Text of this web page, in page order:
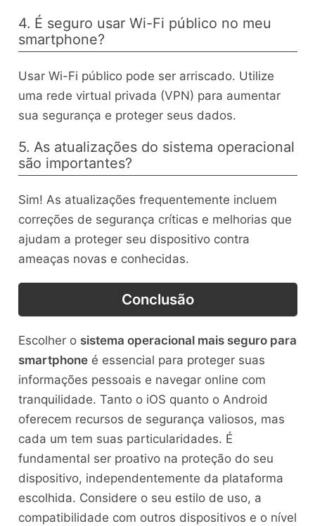
4. É seguro usar Wi-Fi público no meu
smartphone?
Usar Wi-Fi público pode ser arriscado. Utilize
uma rede virtual privada (VPN) para aumentar
sua segurança e proteger seus dados.
5. As atualizações do sistema operacional
são importantes?
Sim! As atualizações frequentemente incluem
correções de segurança críticas e melhorias que
ajudam a proteger seu dispositivo contra
ameaças novas e conhecidas.
Conclusão
Escolher o sistema operacional mais seguro para
smartphoneé essencial para proteger suas
informações pessoais e navegar online com
tranquilidade. Tanto o iOS quanto o Android
oferecem recursos de segurança valiosos, mas
cada um tem suas particularidades. É
fundamental ser proativo na proteção do seu
dispositivo, independentemente da plataforma
escolhida. Considere o seu estilo de uso, a
compatibilidade com outros dispositivos e o nível